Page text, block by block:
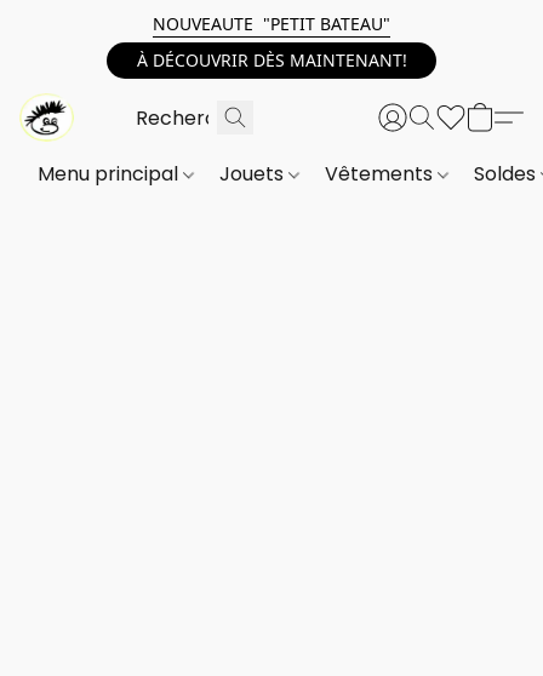
NOUVEAUTE "PETIT BATEAU"
À DÉCOUVRIR DÈS MAINTENANT!
Menu principal Jouets Vêtements Soldes